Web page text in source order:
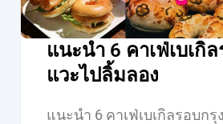
แนะนำ 6 คาเฟ่เบเกิ
แวะไปลิ้มลอง
แนะนำ 6 คาเฟ่เบเกิลรอบก